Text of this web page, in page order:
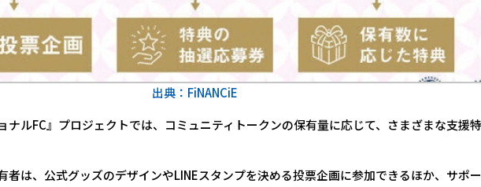
出典：FiNANCiE
ナルFC』プロジェクトでは、コミュニティトークンの保有量に応じて、さまざまな支援
者は、公式グッズのデザインやLINEスタンプを決める投票企画に参加できるほか、サポ